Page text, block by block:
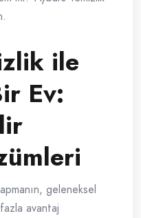
ile
Ev:
geleneksel
avantaj